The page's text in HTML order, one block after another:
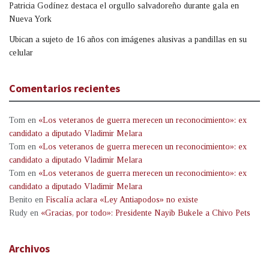
Patricia Godínez destaca el orgullo salvadoreño durante gala en
Nueva York
Ubican a sujeto de 16 años con imágenes alusivas a pandillas en su
celular
Comentarios recientes
Tom en «Los veteranos de guerra merecen un reconocimiento»: ex
candidato a diputado Vladimir Melara
Tom en «Los veteranos de guerra merecen un reconocimiento»: ex
candidato a diputado Vladimir Melara
Tom en «Los veteranos de guerra merecen un reconocimiento»: ex
candidato a diputado Vladimir Melara
Benito en Fiscalía aclara «Ley Antiapodos» no existe
Rudy en «Gracias, por todo»: Presidente Nayib Bukele a Chivo Pets
Archivos